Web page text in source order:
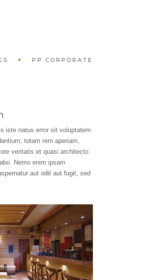
PP CORPORATE
iste natus error sit voluptatem
totam rem aperiam,
veritatis et quasi architecto
Nemo enim ipsam
aut odit aut fugit, sed